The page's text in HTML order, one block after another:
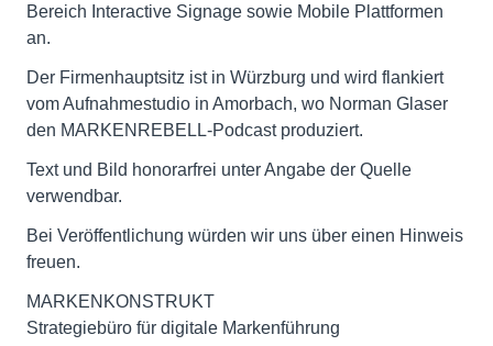
Bereich Interactive Signage sowie Mobile Plattformen
an.
Der Firmenhauptsitz ist in Würzburg und wird flankiert
vom Aufnahmestudio in Amorbach, wo Norman Glaser
den MARKENREBELL-Podcast produziert.
Text und Bild honorarfrei unter Angabe der Quelle
verwendbar.
Bei Veröffentlichung würden wir uns über einen Hinweis
freuen.
MARKENKONSTRUKT
Strategiebüro für digitale Markenführung